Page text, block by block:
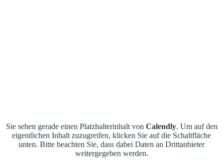
Sie sehen gerade einen Platzhalterinhalt von Calendly. Um auf den
eigentlichen Inhalt zuzugreifen, klicken Sie auf die Schaltfläche
unten. Bitte beachten Sie, dass dabei Daten an Drittanbieter
weitergegeben werden.